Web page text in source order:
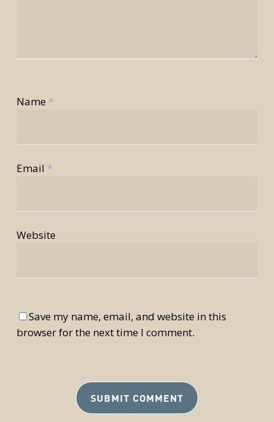
Name *
Email *
Website
Save my name, email, and website in this
browser for the next time I comment.